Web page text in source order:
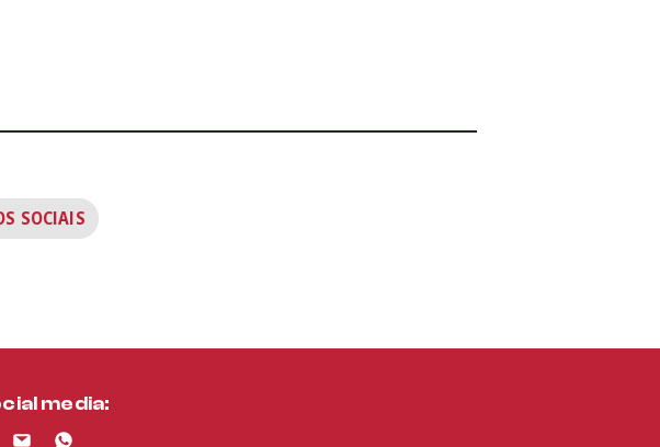
SOCIAIS
media: